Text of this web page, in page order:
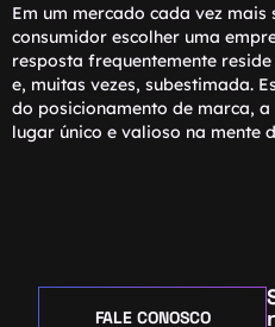
Em um mercado cada vez
consumidor escolher uma
resposta frequentemente
e, muitas vezes, subestimada.
do posicionamento de marca,
lugar único e valioso na mente
FALE CONOSCO